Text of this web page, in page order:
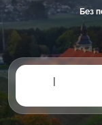
Без
|